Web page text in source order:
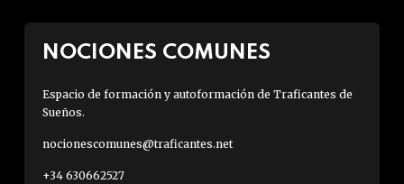
NOCIONES COMUNES
Espacio de formación y autoformación de Traficantes de
Sueños.
nocionescomunes@traficantes.net
+34 630662527